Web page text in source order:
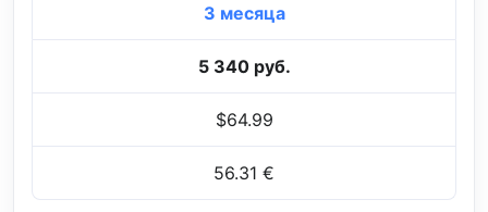
3 месяца
5 340 руб.
$64.99
56.31 €